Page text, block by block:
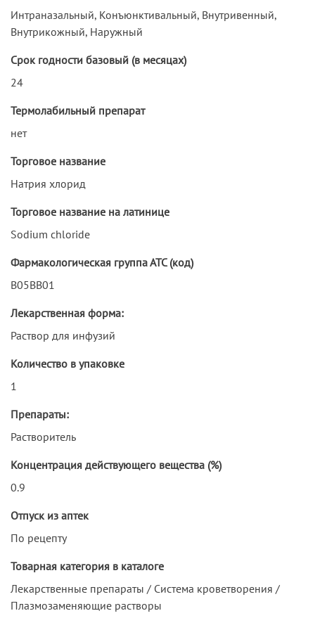
Интраназальный, Конъюнктивальный, Внутривенный,
Внутрикожный, Наружный
Срок годности базовый (в месяцах)
24
Термолабильный препарат
нет
Торговое название
Натрия хлорид
Торговое название на латинице
Sodium chloride
Фармакологическая группа АТС (код)
B05BB01
Лекарственная форма:
Раствор для инфузий
Количество в упаковке
1
Препараты:
Растворитель
Концентрация действующего вещества (%)
0.9
Отпуск из аптек
По рецепту
Товарная категория в каталоге
Лекарственные препараты / Система кроветворения /
Плазмозаменяющие растворы